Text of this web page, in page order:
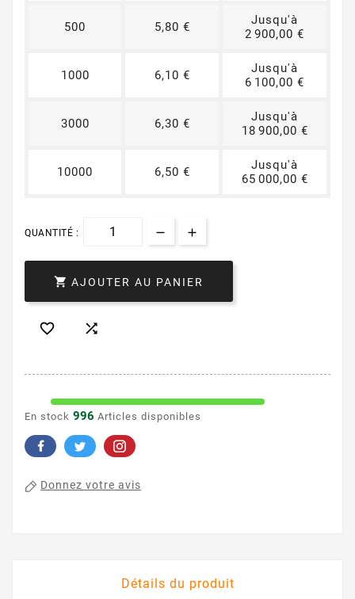
500 5,80 €
Jusqu'à
2 900,00 €
1000 6,10 €
Jusqu'à
6 100,00 €
3000 6,30 €
Jusqu'à
18 900,00 €
10000 6,50 €
Jusqu'à
65 000,00 €
QUANTITÉ :
 AJOUTER AU PANIER
 
En stock 996 Articles disponibles
Donnez votre avis
Détails du produit